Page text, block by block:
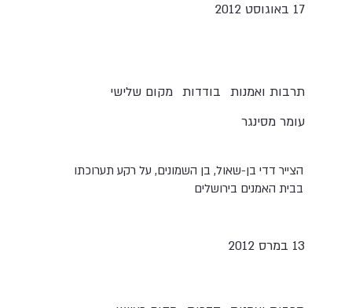
17 באוגוסט 2012
מקום שלישי בודדות תרבות ואמנות
עומר מסינגר
הצייר דדי בן-שאול, בן השמונים, על רקע תערוכתו
בבית האמנים בירושלים
13 במרס 2012